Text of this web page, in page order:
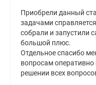
Приобрели данный
задачами
собрали и запустили
большой плюс.
Отдельное спасибо
вопросам
решении всех